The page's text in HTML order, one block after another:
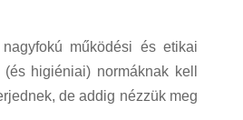
működési és etikai
higiéniai) normáknak kell
de addig nézzük meg